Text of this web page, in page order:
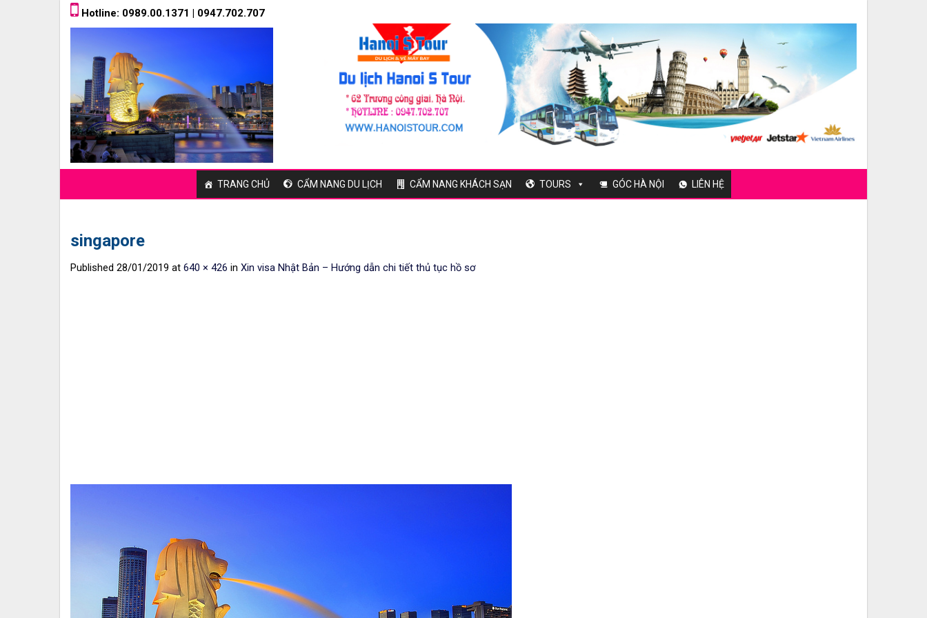
Skip Hotline: 0989.00.1371 | 0947.702.707
TRANG CHỦ CẨM NANG DU LỊCH CẨM NANG KHÁCH SẠN TOURS GÓC HÀ NỘI LIÊN HỆ
singapore
Published 28/01/2019 at 640 × 426 in Xin visa Nhật Bản – Hướng dẫn chi tiết thủ tục hồ sơ